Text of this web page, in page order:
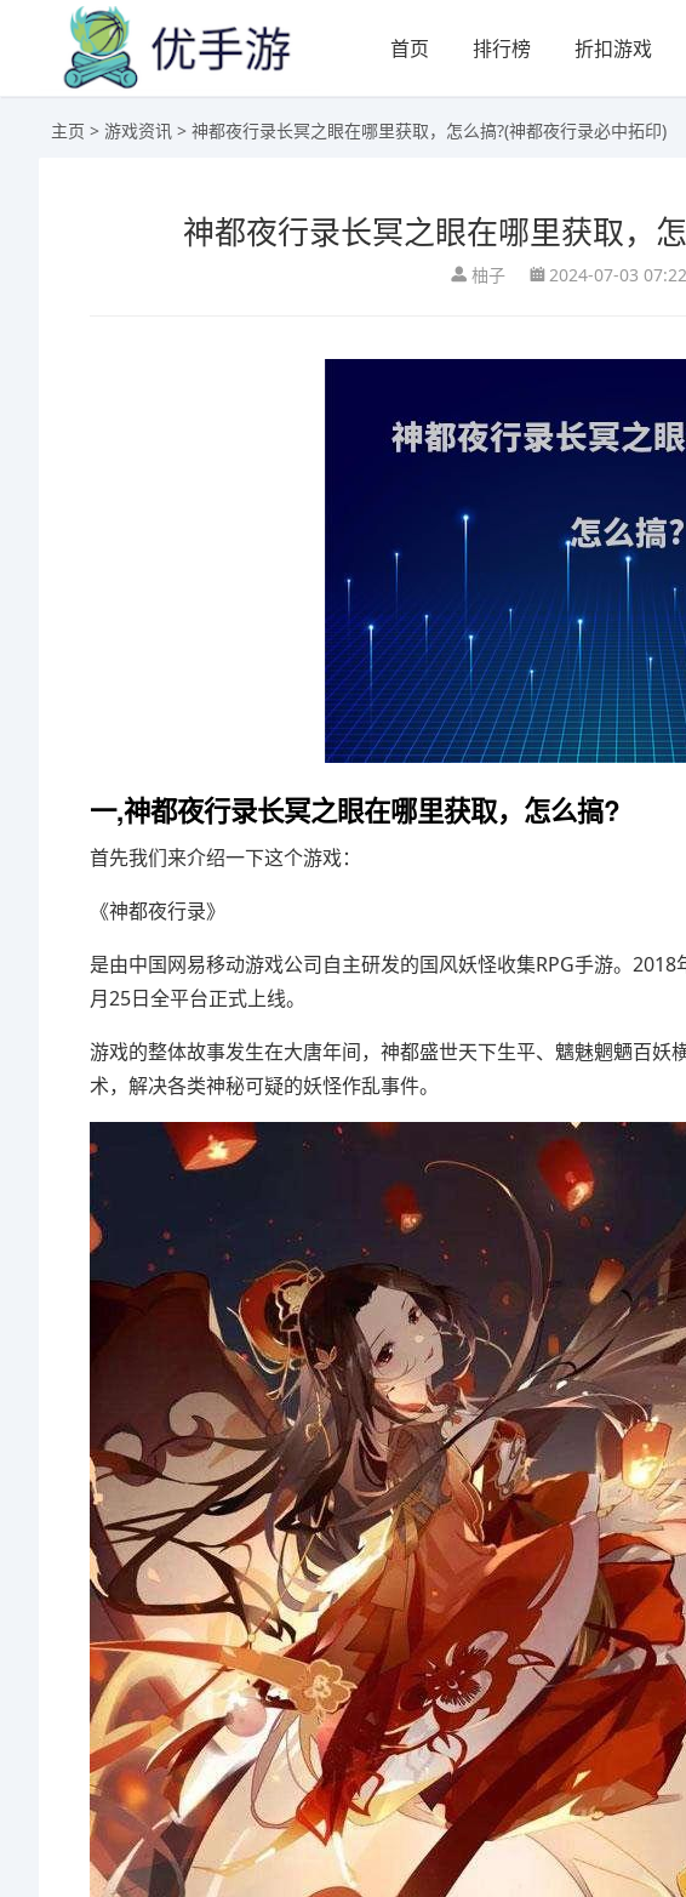
首页 排行榜 折扣游戏
主页 > 游戏资讯 > 神都夜行录长冥之眼在哪里获取，怎么搞?(神都夜行录必中拓印)
神都夜行录长冥之眼在哪里获取，
柚子 2024-07-03
一,神都夜行录长冥之眼在哪里获取，怎么搞?
首先我们来介绍一下这个游戏：
《神都夜行录》
是由中国网易移动游戏公司自主研发的国风妖怪收集RPG手游。
月25日全平台正式上线。
游戏的整体故事发生在大唐年间，神都盛世天下生平、魑魅魍魉百
术，解决各类神秘可疑的妖怪作乱事件。